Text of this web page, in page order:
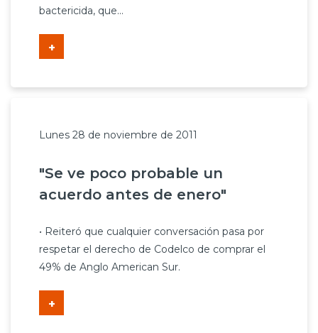
bactericida, que...
+
Lunes 28 de noviembre de 2011
"Se ve poco probable un
acuerdo antes de enero"
• Reiteró que cualquier conversación pasa por
respetar el derecho de Codelco de comprar el
49% de Anglo American Sur.
+